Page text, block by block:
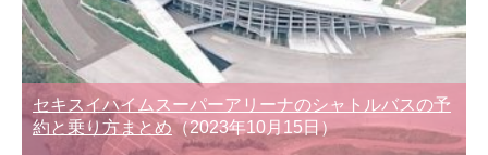
セキスイハイムスーパーアリーナのシャトルバスの予
約と乗り方まとめ （2023年10月15日）